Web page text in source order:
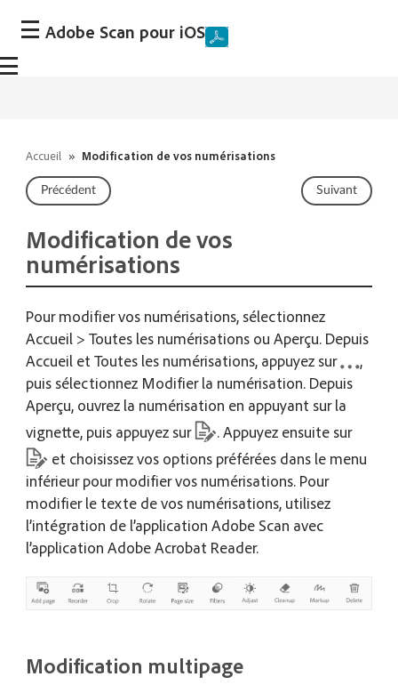
Adobe Scan pour iOS
Accueil » Modification de vos numérisations
Suivant
Précédent
Modification de vos
numérisations
Pour modifier vos numérisations, sélectionnez
Accueil > Toutes les numérisations ou Aperçu. Depuis
Accueil et Toutes les numérisations, appuyez sur
,
puis sélectionnez Modifier la numérisation. Depuis
Aperçu, ouvrez la numérisation en appuyant sur la
vignette, puis appuyez sur
. Appuyez ensuite sur
et choisissez vos options préférées dans le menu
inférieur pour modifier vos numérisations. Pour
modifier le texte de vos numérisations, utilisez
l’intégration de l’application Adobe Scan avec
l’application Adobe Acrobat Reader.
Modification multipage